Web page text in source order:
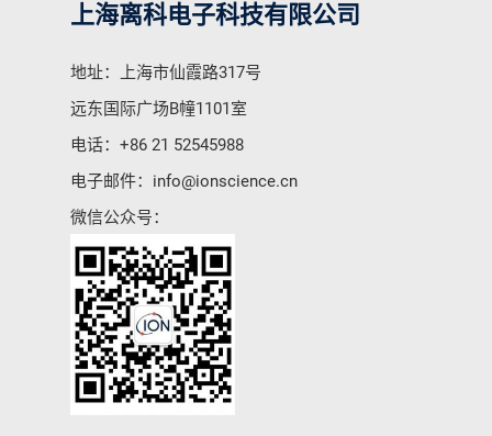
上海离科电子科技有限公司
地址：上海市仙霞路317号
远东国际广场B幢1101室
电话： +86 21 52545988
电子邮件： info@ionscience.cn
微信公众号：